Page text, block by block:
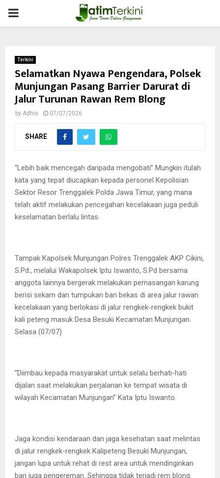
PRIMARY
Terkini
Selamatkan Nyawa Pengendara, Polsek
Munjungan Pasang Barrier Darurat di
Jalur Turunan Rawan Rem Blong
by Adhis 07/07/2026
SHARE
“Lebih baik mencegah daripada mengobati” Mungkin itulah
kata yang tepat diucapkan kepada personel Kepolisian
Sektor Resor Trenggalek Polda Jawa Timur, yang mana
telah aktif melakukan pencegahan kecelakaan juga peduli
keselamatan berlalu lintas.
Tampak Kapolsek Munjungan Polres Trenggalek AKP Cikini,
S.Pd., melalui Wakapolsek Iptu Iswanto, S.Pd bersama
anggota lainnya bergerak melakukan pemasangan karung
berisi sekam dan tumpukan ban bekas di area jalur rawan
kecelakaan yang berlokasi di jalur rengkek-rengkek bukit
kali peteng masuk Desa Besuki Kecamatan Munjungan.
Selasa (07/07)
“Diimbau kepada masyarakat untuk selalu berhati-hati
dijalan saat melakukan perjalanan ke tempat wisata di
wilayah Kecamatan Munjungan” Kata Iptu Iswanto.
Jaga kondisi kendaraan dan jaga kesehatan saat melintas
di jalur rengkek-rengkek Kalipeteng Besuki Munjungan,
jangan lupa untuk rehat di rest area untuk mendinginkan
ban juga pengereman. Sehingga tidak terjadi rem blong.